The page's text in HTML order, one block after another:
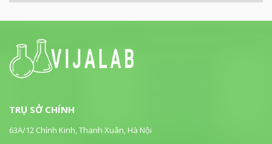
TRỤ SỞ CHÍNH
63A/12 Chính Kinh, Thanh Xuân, Hà Nội